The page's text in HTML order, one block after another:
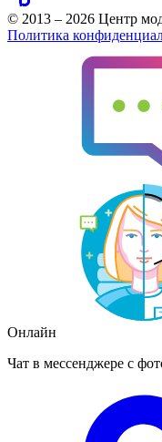
© 2013 – 2026 Центр
Политика
Онлайн
Чат в мессенджере с